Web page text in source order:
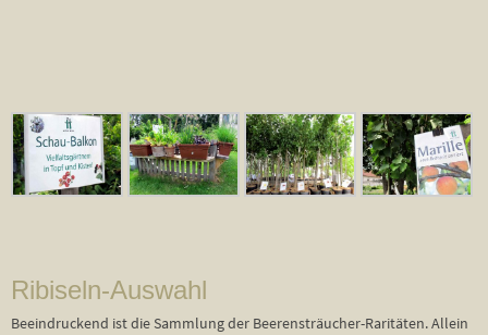
Ribiseln-Auswahl
Beeindruckend ist die Sammlung der Beerensträucher-Raritäten. Allein